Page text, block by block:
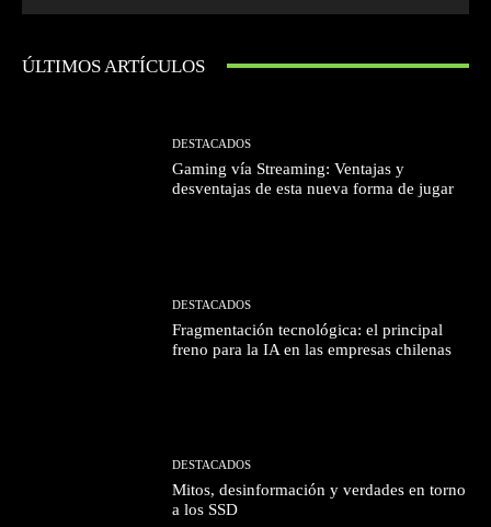
ÚLTIMOS ARTÍCULOS
DESTACADOS
Gaming vía Streaming: Ventajas y
desventajas de esta nueva forma de jugar
DESTACADOS
Fragmentación tecnológica: el principal
freno para la IA en las empresas chilenas
DESTACADOS
Mitos, desinformación y verdades en torno
a los SSD